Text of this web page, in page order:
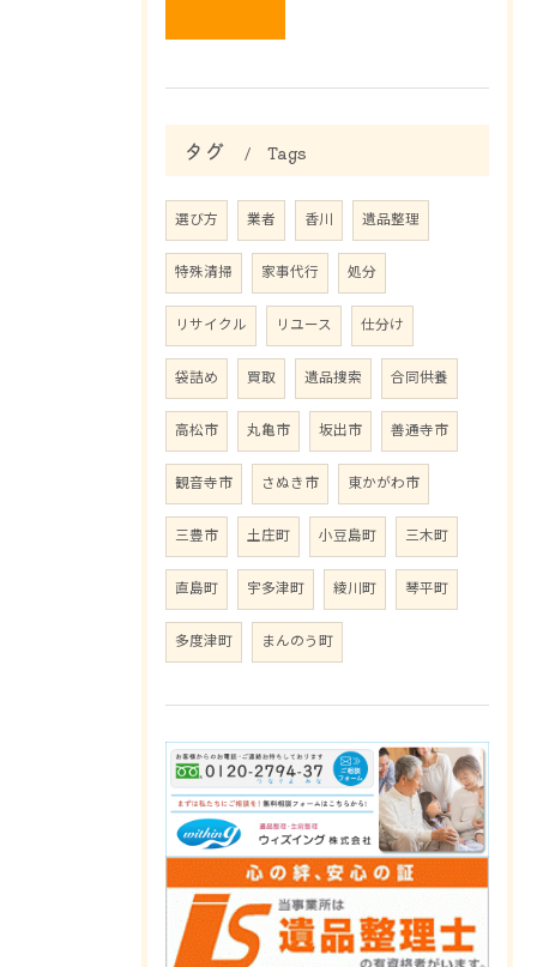
タグ Tags
選び方 業者 香川 遺品整理
特殊清掃 家事代行 処分
リサイクル リユース 仕分け
袋詰め 買取 遺品捜索 合同供養
高松市 丸亀市 坂出市 善通寺市
観音寺市 さぬき市 東かがわ市
三豊市 土庄町 小豆島町 三木町
直島町 宇多津町 綾川町 琴平町
多度津町 まんのう町